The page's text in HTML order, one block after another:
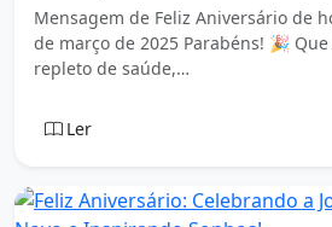
Mensagem de Feliz Aniversário de
de março de 2025 Parabéns! 🎉
repleto de saúde,…
Ler